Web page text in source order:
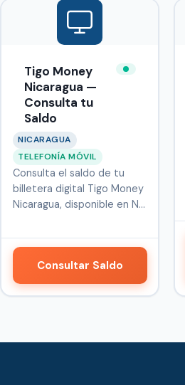
Tigo Money
Nicaragua —
Consulta tu
Saldo
NICARAGUA
TELEFONÍA MÓVIL
Consulta el saldo de tu
billetera digital Tigo Money
Nicaragua, disponible en N…
Consultar Saldo